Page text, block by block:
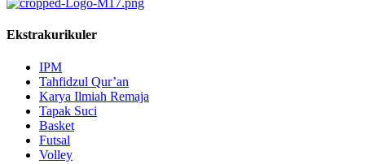
Ekstrakurikuler
IPM
Tahfidzul Qur’an
Karya Ilmiah Remaja
Tapak Suci
Basket
Futsal
Volley